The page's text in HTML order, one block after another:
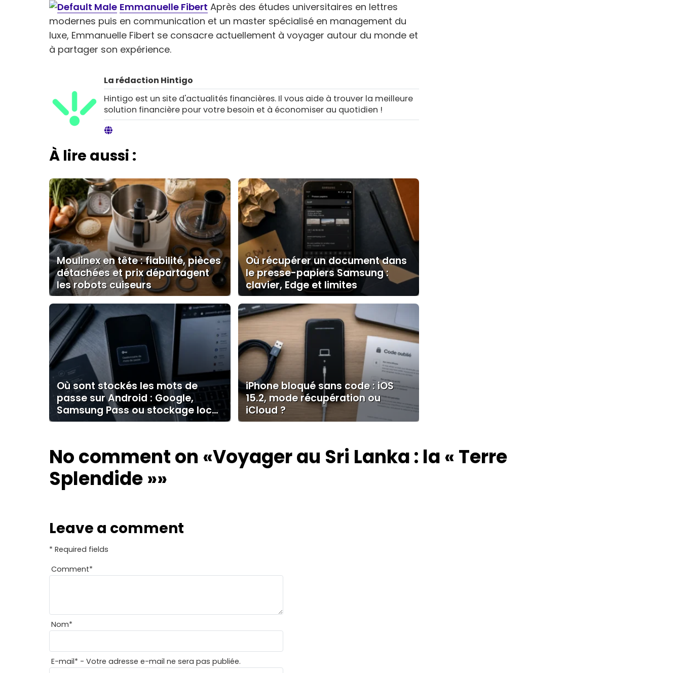
Emmanuelle Fibert Après des études universitaires en lettres
modernes puis en communication et un master spécialisé en management du
luxe, Emmanuelle Fibert se consacre actuellement à voyager autour du monde et
à partager son expérience.
La rédaction Hintigo
Hintigo est un site d'actualités financières. Il vous aide à trouver la meilleure
solution financière pour votre besoin et à économiser au quotidien !
À lire aussi :
Moulinex en tête : fiabilité, pièces
détachées et prix départagent
les robots cuiseurs
Où récupérer un document dans
le presse-papiers Samsung :
clavier, Edge et limites
Où sont stockés les mots de
passe sur Android : Google,
Samsung Pass ou stockage local
?
iPhone bloqué sans code : iOS
15.2, mode récupération ou
iCloud ?
No comment on «Voyager au Sri Lanka : la « Terre
Splendide »»
Leave a comment
* Required fields
Comment*
Nom*
E-mail* - Votre adresse e-mail ne sera pas publiée.